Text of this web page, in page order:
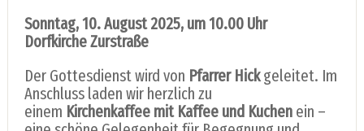
Sonntag, 10. August 2025, um 10.00 Uhr
Dorfkirche Zurstraße
Der Gottesdienst wird von Pfarrer Hick geleitet. Im
Anschluss laden wir herzlich zu
einem Kirchenkaffee mit Kaffee und Kuchenein –